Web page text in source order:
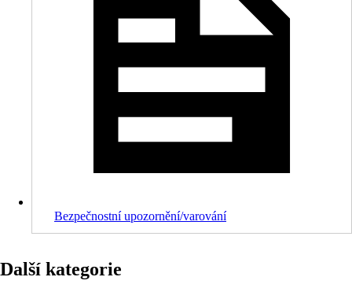
Bezpečnostní upozornění/varování
Další kategorie